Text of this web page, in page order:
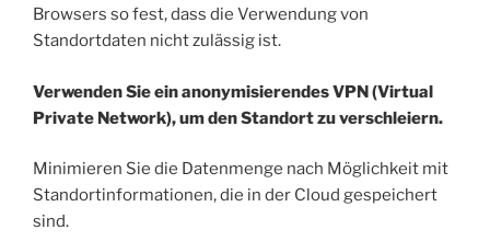
Browsers so fest, dass die Verwendung von
Standortdaten nicht zulässig ist.
Verwenden Sie ein anonymisierendes VPN (Virtual
Private Network), um den Standort zu verschleiern.
Minimieren Sie die Datenmenge nach Möglichkeit mit
Standortinformationen, die in der Cloud gespeichert
sind.